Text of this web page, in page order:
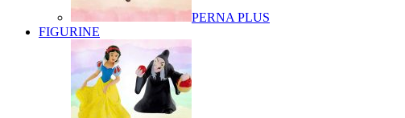
PERNA PLUS
FIGURINE